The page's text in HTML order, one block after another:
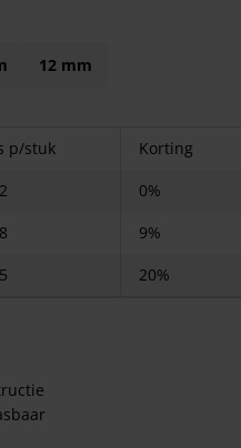
12 mm
p/stuk
Korting
0%
9%
20%